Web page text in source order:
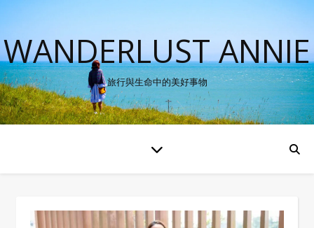
WANDERLUST ANNIE
旅行與生命中的美好事物